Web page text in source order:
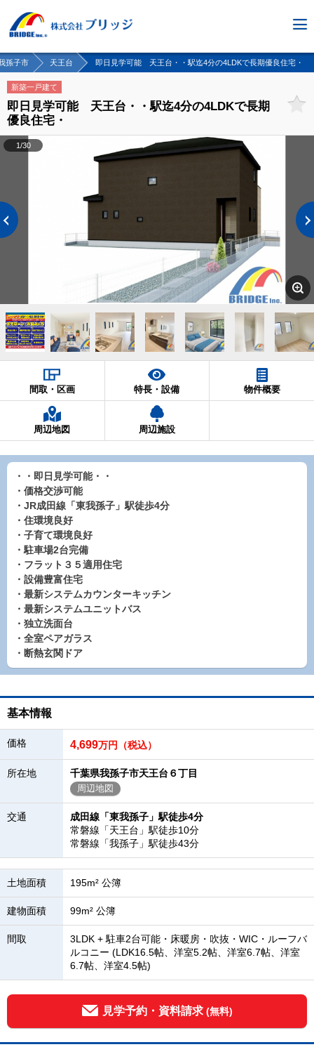
孫子市 天王台 即日見学可能 天王台・・駅迄4分の4LDKで長期優良住宅・
新築一戸建て
即日見学可能 天王台・・駅迄4分の4LDKで長期
優良住宅・
1/30
間取・区画 特長・設備 物件概要
周辺地図 周辺施設
・・即日見学可能・・
・価格交渉可能
・JR成田線「東我孫子」駅徒歩4分
・住環境良好
・子育て環境良好
・駐車場2台完備
・フラット３５適用住宅
・設備豊富住宅
・最新システムカウンターキッチン
・最新システムユニットバス
・独立洗面台
・全室ペアガラス
・断熱玄関ドア
基本情報
価格 4,699万円（税込）
所在地 千葉県我孫子市天王台６丁目
周辺地図
交通
成田線「東我孫子」駅徒歩4分
常磐線「天王台」駅徒歩10分
常磐線「我孫子」駅徒歩43分
土地面積 195m² 公簿
建物面積 99m² 公簿
間取
3LDK + 駐車2台可能・床暖房・吹抜・WIC・ルーフバ
ルコニー (LDK16.5帖、洋室5.2帖、洋室6.7帖、洋室
6.7帖、洋室4.5帖)
見学予約・資料請求 (無料)